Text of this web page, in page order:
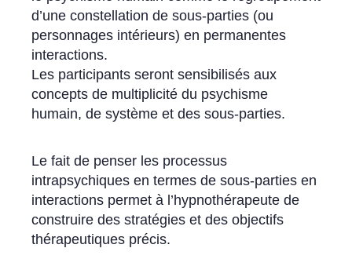
d’une constellation de sous-parties (ou
personnages intérieurs) en permanentes
interactions.
Les participants seront sensibilisés aux
concepts de multiplicité du psychisme
humain, de système et des sous-parties.
Le fait de penser les processus
intrapsychiques en termes de sous-parties en
interactions permet à l’hypnothérapeute de
construire des stratégies et des objectifs
thérapeutiques précis.